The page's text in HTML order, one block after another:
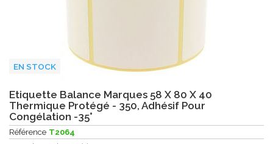
EN STOCK
Etiquette Balance Marques 58 X 80 X 40
Thermique Protégé - 350, Adhésif Pour
Congélation -35°
Référence T2064